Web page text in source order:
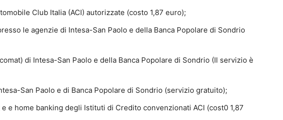
Club Italia (ACI) autorizzate (costo 1,87 euro);
le agenzie di Intesa-San Paolo e della Banca Popolare di Sondrio
di Intesa-San Paolo e della Banca Popolare di Sondrio (Il servizio è
San Paolo e di Banca Popolare di Sondrio (servizio gratuito);
e home banking degli Istituti di Credito convenzionati ACI (cost0 1,87